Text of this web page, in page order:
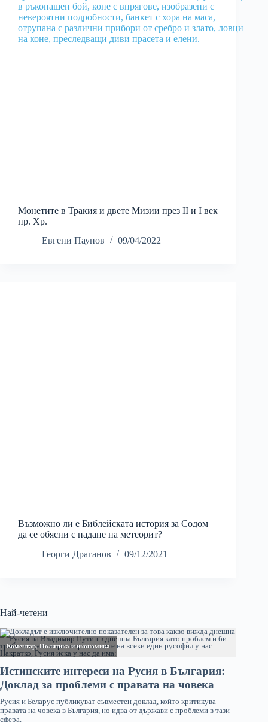
Монетите в Тракия и двете Мизии през II и I век
пр. Хр.
Евгени Паунов
09/04/2022
Възможно ли е Библейската история за Содом
да се обясни с падане на метеорит?
Георги Драганов
09/12/2021
Най-четени